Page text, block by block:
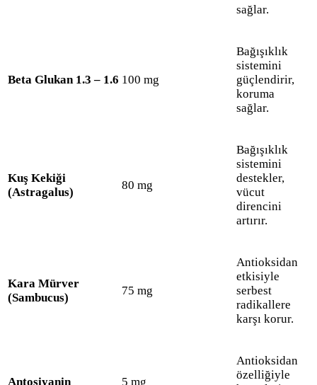
sağlar.
Beta Glukan 1.3 – 1.6 100 mg
Bağışıklık
sistemini
güçlendirir,
koruma
sağlar.
Kuş Kekiği
(Astragalus)
80 mg
Bağışıklık
sistemini
destekler,
vücut
direncini
artırır.
Kara Mürver
(Sambucus)
75 mg
Antioksidan
etkisiyle
serbest
radikallere
karşı korur.
Antosiyanin 5 mg
Antioksidan
özelliğiyle